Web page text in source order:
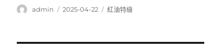
作
admin
發
2025-04-22
分
紅油特級